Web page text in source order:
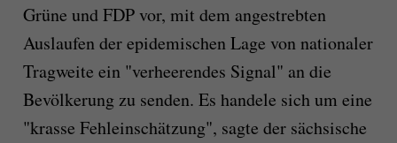
Grüne und FDP vor, mit dem angestrebten
Auslaufen der epidemischen Lage von nationaler
Tragweite ein "verheerendes Signal" an die
Bevölkerung zu senden. Es handele sich um eine
"krasse Fehleinschätzung", sagte der sächsische